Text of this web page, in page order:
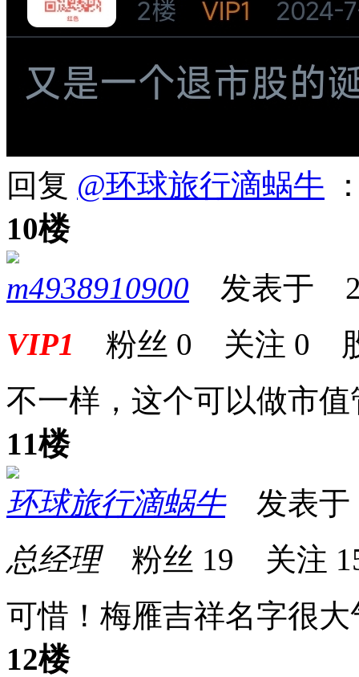
回复 @环球旅行滴蜗牛
10楼
m4938910900 发表于
VIP1 粉丝 0 关注 0
不一样，这个可以做市值
11楼
环球旅行滴蜗牛发表于
总经理粉丝 19 关注
可惜！梅雁吉祥名字很
12楼